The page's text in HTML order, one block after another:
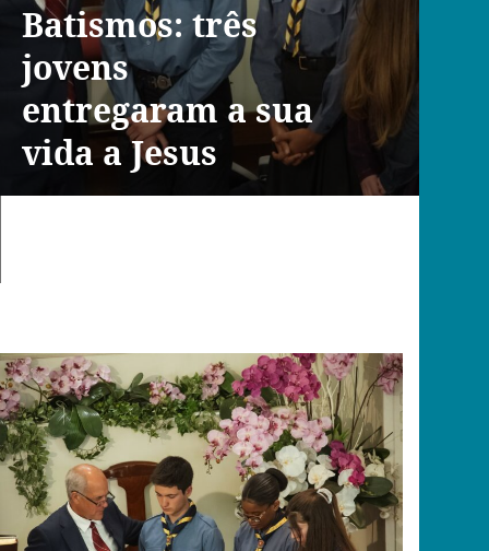
Batismos: três
jovens
entregaram a sua
vida a Jesus